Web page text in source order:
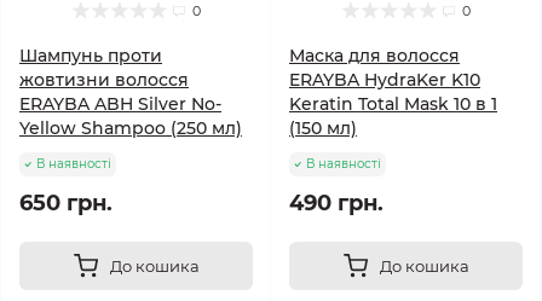
0
Шампунь проти
жовтизни волосся
ERAYBA ABH Silver No-
Yellow Shampoo (250 мл)
В наявності
650 грн.
До кошика
0
Маска для волосся
ERAYBA HydraKer K10
Keratin Total Mask 10 в 1
(150 мл)
В наявності
490 грн.
До кошика